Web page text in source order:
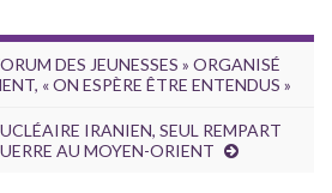
DES JEUNESSES » ORGANISÉ
« ON ESPÈRE ÊTRE ENTENDUS »
IRANIEN, SEUL REMPART
AU MOYEN-ORIENT